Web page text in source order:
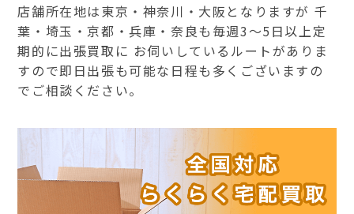
店舗所在地は東京・神奈川・大阪となりますが 千
葉・埼玉・京都・兵庫・奈良も毎週3～5日以上定
期的に出張買取に お伺いしているルートがありま
すので即日出張も可能な日程も多くございますの
でご相談ください。